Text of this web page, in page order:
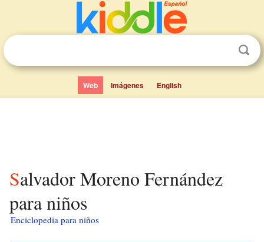
Web Imágenes English
Salvador Moreno Fernández
para niños
Enciclopedia para niños